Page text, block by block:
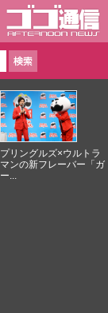
プリングルズ×ウルトラ
マンの新フレーバー「ガ
ー...